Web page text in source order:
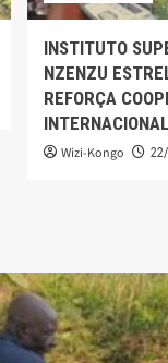
INSTITUTO
NZENZU
REFORÇA
INTERNACIONAL
Wizi-Kongo